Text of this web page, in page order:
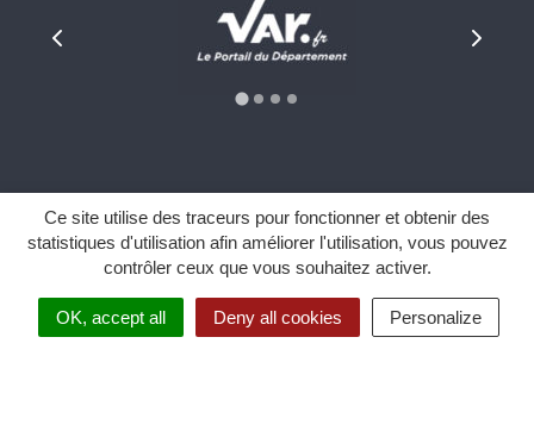
Plan du site
Mentions Légales
Données personnelles
Sourd et malentendant ?
Ce site utilise des traceurs pour fonctionner et obtenir des
statistiques d'utilisation afin améliorer l'utilisation, vous pouvez
contrôler ceux que vous souhaitez activer.
OK, accept all Deny all cookies Personalize